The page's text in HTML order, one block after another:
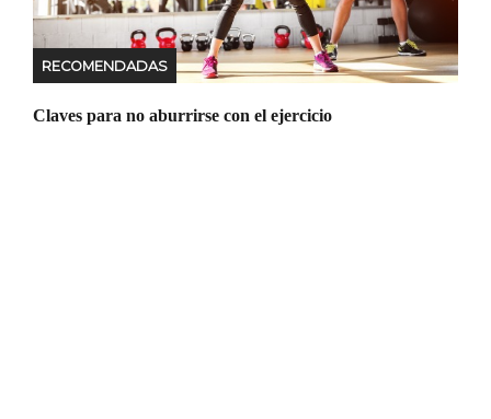
RECOMENDADAS
Claves para no aburrirse con el ejercicio